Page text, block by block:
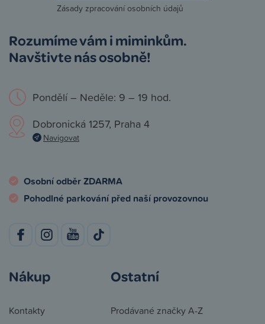
Zásady zpracování osobních údajů
Rozumíme vám i miminkům.
Navštivte nás osobně!
Pondělí – Neděle: 9 – 19 hod.
Dobronická 1257, Praha 4
Navigovat
Osobní odběr ZDARMA
Pohodlné parkování před naší provozovnou
Nákup
Kontakty
Ostatní
Prodávané značky A-Z